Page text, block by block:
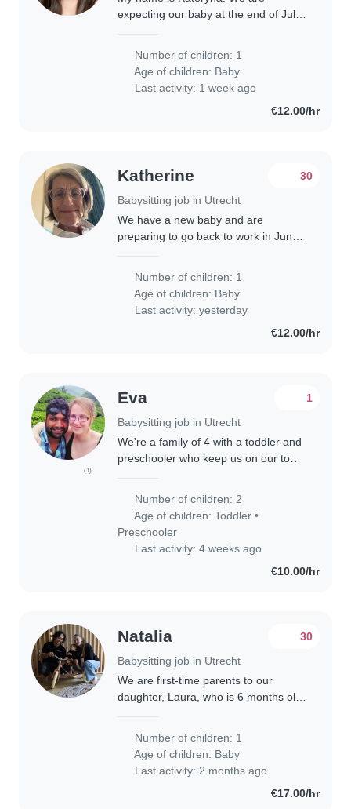
expecting our baby at the end of July
to find..
Number of children: 1
Age of children: Baby
Last activity: 1 week ago
€12.00/hr
Katherine
Babysitting job in Utrecht
30
We have a new baby and are
preparing to go back to work in June.
preferably. Preferably..
Number of children: 1
Age of children: Baby
Last activity: yesterday
€12.00/hr
(1)
Eva
Babysitting job in Utrecht
1
We're a family of 4 with a toddler and
preschooler who keep us on our toes.
Number of children: 2
Age of children:Toddler •
Preschooler
Last activity: 4 weeks ago
€10.00/hr
Natalia
Babysitting job in Utrecht
30
We are first-time parents to our
daughter, Laura, who is 6 months old.
us — whether it’s..
Number of children: 1
Age of children: Baby
Last activity: 2 months ago
€17.00/hr